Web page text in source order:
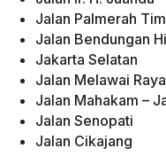
Jalan Palmerah
Jalan Bendungan
Jakarta Selatan
Jalan Melawai Raya
Jalan Mahakam –
Jalan Senopati
Jalan Cikajang